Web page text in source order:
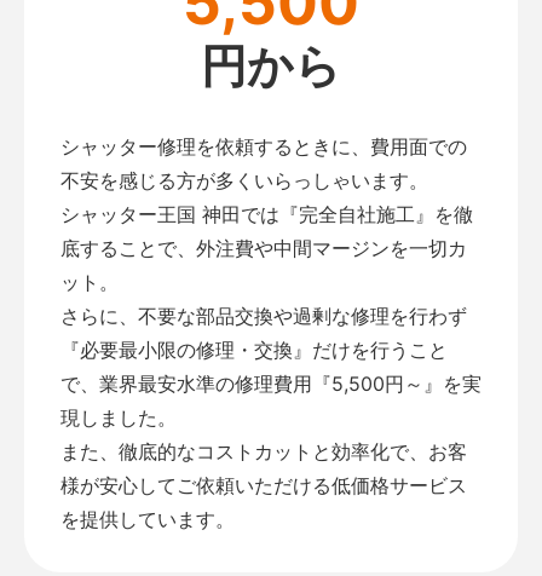
円から
シャッター修理を依頼するときに、費用面での
不安を感じる方が多くいらっしゃいます。
シャッター王国 神田では『完全自社施工』を徹
底することで、外注費や中間マージンを一切カ
ット。
さらに、不要な部品交換や過剰な修理を行わず
『必要最小限の修理・交換』だけを行うこと
で、業界最安水準の修理費用『5,500円～』を実
現しました。
また、徹底的なコストカットと効率化で、お客
様が安心してご依頼いただける低価格サービス
を提供しています。